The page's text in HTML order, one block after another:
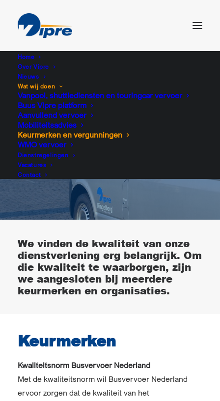
Home
Over Vipre
Nieuws
Wat wij doen
Vanpool, shuttlediensten en touringcar vervoer
Buus Vipre platform
Aanvullend vervoer
Mobiliteitsadvies
Keurmerken en vergunningen
WMO vervoer
Dienstregelingen
Vacatures
Contact
Keurmerken en
vergunningen
We vinden de kwaliteit van onze
dienstverlening erg belangrijk. Om
die kwaliteit te waarborgen, zijn
we aangesloten bij meerdere
keurmerken en organisaties.
Keurmerken
Kwaliteitsnorm Busvervoer Nederland
Met de kwaliteitsnorm wil Busvervoer Nederland
ervoor zorgen dat de kwaliteit van het